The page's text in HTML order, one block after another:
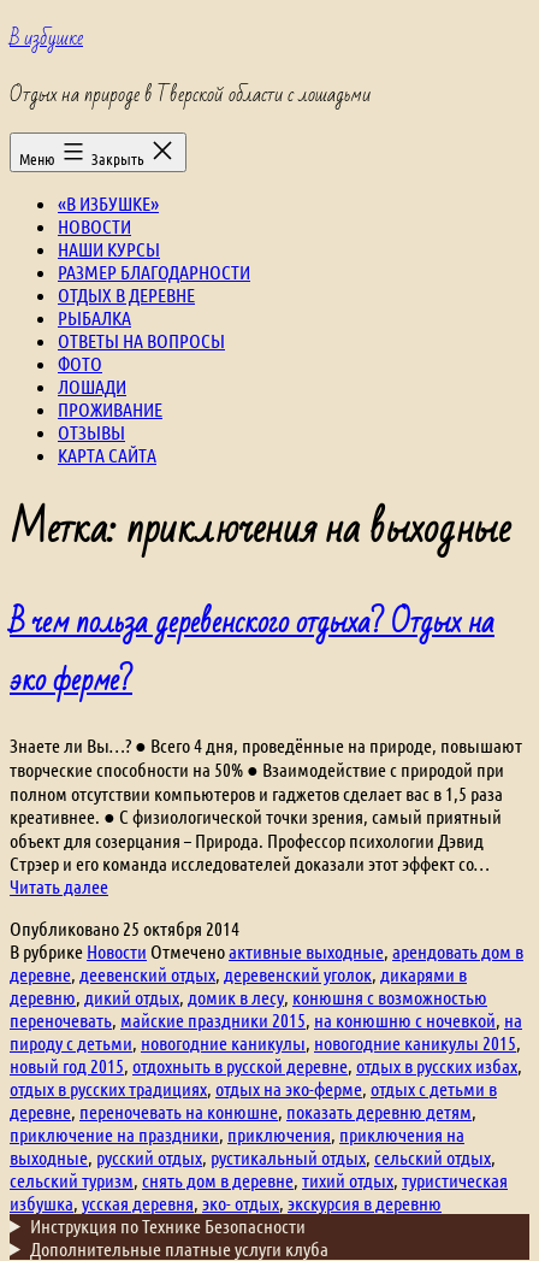
Перейти
к
В избушке
Отдых на природе в Тверской области с лошадьми
Меню Закрыть
«В ИЗБУШКЕ»
НОВОСТИ
НАШИ КУРСЫ
РАЗМЕР БЛАГОДАРНОСТИ
ОТДЫХ В ДЕРЕВНЕ
РЫБАЛКА
ОТВЕТЫ НА ВОПРОСЫ
ФОТО
ЛОШАДИ
ПРОЖИВАНИЕ
ОТЗЫВЫ
КАРТА САЙТА
Метка:приключения на выходные
В чем польза деревенского отдыха? Отдых на
эко ферме?
Знаете ли Вы…? ● Всего 4 дня, проведённые на природе, повышают
творческие способности на 50% ● Взаимодействие с природой при
полном отсутствии компьютеров и гаджетов сделает вас в 1,5 раза
креативнее. ● С физиологической точки зрения, самый приятный
объект для созерцания – Природа. Профессор психологии Дэвид
Стрэер и его команда исследователей доказали этот эффект со…
Читать далееВ
польза
деревенского
отдыха?
Отдых
на
эко
ферме?
Опубликовано 25 октября 2014
В рубрике Новости Отмеченоактивные выходные арендовать дом в
деревне деевенский отдых деревенский уголок дикарями в
деревню дикий отдых домик в лесу конюшня с возможностью
переночевать майские праздники 2015 на конюшню с ночевкой на
пироду с детьми новогодние каникулы новогодние каникулы 2015
новый год 2015 отдохныть в русской деревне отдых в русских избах
отдых в русских традициях отдых на эко-ферме отдых с детьми в
деревне переночевать на конюшне показать деревню детям
приключение на праздники приключения приключения на
выходные русский отдых рустикальный отдых сельский отдых
сельский туризм снять дом в деревне тихий отдых туристическая
избушка усская деревня эко- отдых экскурсия в деревню
Инструкция по Технике Безопасности
Дополнительные платные услуги клуба